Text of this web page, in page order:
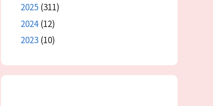
2025 (311)
2024(12)
2023 (10)